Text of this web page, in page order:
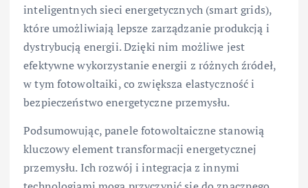
inteligentnych sieci energetycznych (smart grids),
które umożliwiają lepsze zarządzanie produkcją i
dystrybucją energii. Dzięki nim możliwe jest
efektywne wykorzystanie energii z różnych źródeł,
w tym fotowoltaiki, co zwiększa elastyczność i
bezpieczeństwo energetyczne przemysłu.
Podsumowując, panele fotowoltaiczne stanowią
kluczowy element transformacji energetycznej
przemysłu. Ich rozwój i integracja z innymi